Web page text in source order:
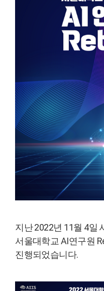
지난 2022년 11월 4일
서울대학교 AI연구원
진행되었습니다.